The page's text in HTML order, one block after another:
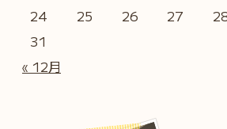
« 12月
24
25 26 27
31